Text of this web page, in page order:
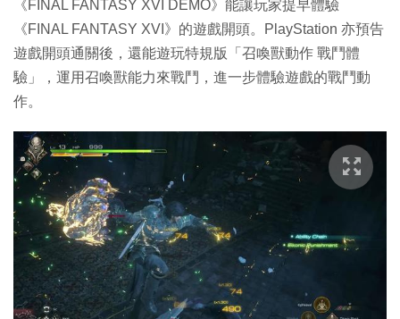
《FINAL FANTASY XVI DEMO》能讓玩家提早體驗
《FINAL FANTASY XVI》的遊戲開頭。PlayStation 亦預告
遊戲開頭通關後，還能遊玩特規版「召喚獸動作 戰鬥體
驗」，運用召喚獸能力來戰鬥，進一步體驗遊戲的戰鬥動
作。